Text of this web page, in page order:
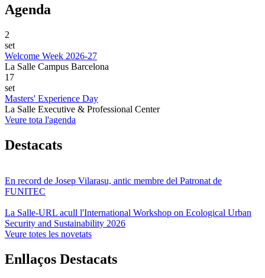
Agenda
2
set
Welcome Week 2026-27
La Salle Campus Barcelona
17
set
Masters' Experience Day
La Salle Executive & Professional Center
Veure tota l'agenda
Destacats
En record de Josep Vilarasu, antic membre del Patronat de
FUNITEC
La Salle-URL acull l'International Workshop on Ecological Urban
Security and Sustainability 2026
Veure totes les novetats
Enllaços Destacats